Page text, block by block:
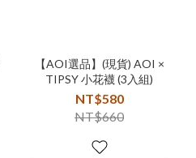
【AOI選品】(現貨) AOI ×
TIPSY 小花襪 (3入組)
NT$580
NT$660